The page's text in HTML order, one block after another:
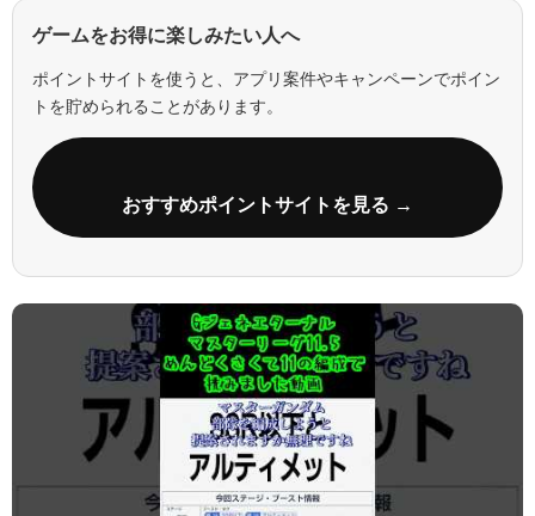
ゲームをお得に楽しみたい人へ
ポイントサイトを使うと、アプリ案件やキャンペーンでポイン
トを貯められることがあります。
おすすめポイントサイトを見る →